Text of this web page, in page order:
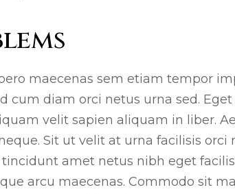
maecenas sem etiam tempor
cum diam orci netus urna sed.
velit sapien aliquam in liber.
Sit ut velit at urna facilisis
tincidunt amet netus nibh eget
arcu maecenas. Commodo sit